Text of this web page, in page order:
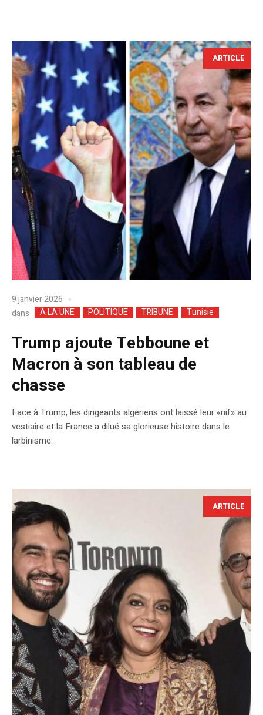
ARTICLE
9 janvier 2026
dans
A LA UNE POLITIQUE TRIBUNE Tunisie
Trump ajoute Tebboune et
Macron à son tableau de
chasse
Face à Trump, les dirigeants algériens ont laissé leur «nif» au
vestiaire et la France a dilué sa glorieuse histoire dans le
larbinisme.
ARTICLE